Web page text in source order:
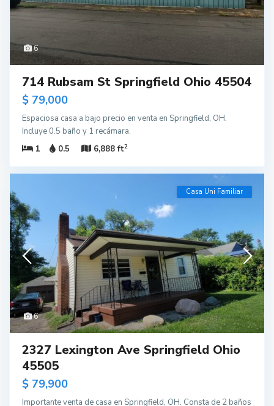
6
714 Rubsam St Springfield Ohio 45504
$ 79,000
Espaciosa casa a bajo precio en venta en Springfield, OH.
Incluye 0.5 baño y 1 recámara.
1
0.5 6,888 ft2
6
Casa Uni Familiar
2327 Lexington Ave Springfield Ohio
45505
$ 79,900
Importante venta de casa en Springfield, OH. Consta de 2 baños